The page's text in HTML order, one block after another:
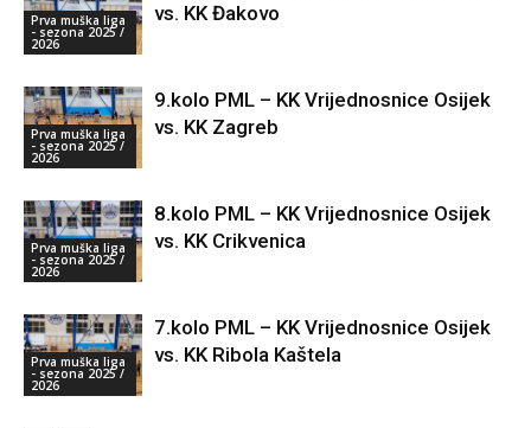
Prva muška liga
- sezona 2025 /
2026
vs. KK Đakovo
Prva muška liga
- sezona 2025 /
2026
9.kolo PML – KK Vrijednosnice Osijek
vs. KK Zagreb
Prva muška liga
- sezona 2025 /
2026
8.kolo PML – KK Vrijednosnice Osijek
vs. KK Crikvenica
Prva muška liga
- sezona 2025 /
2026
7.kolo PML – KK Vrijednosnice Osijek
vs. KK Ribola Kaštela